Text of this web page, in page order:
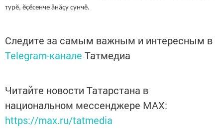
турӗ, ӗçӗсенче ăнăçу сунчӗ.
Следите за самым важным и интересным в
Telegram-канале Татмедиа
Читайте новости Татарстана в
национальном мессенджере MАХ:
https://max.ru/tatmedia